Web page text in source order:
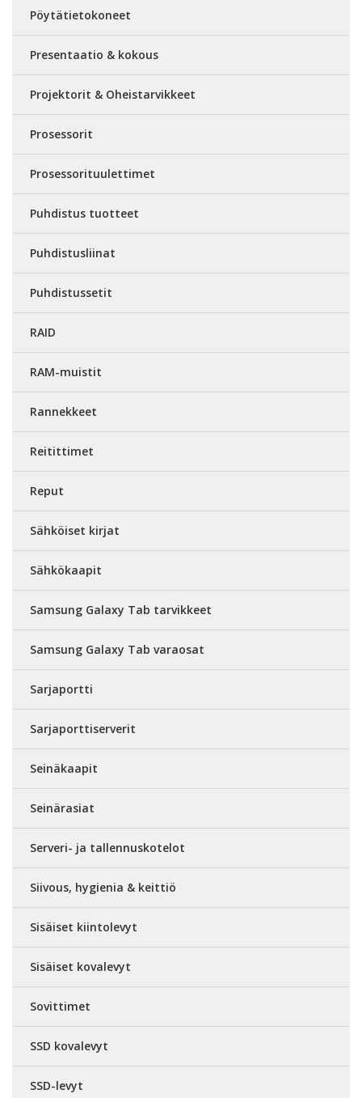
Pöytätietokoneet
Presentaatio & kokous
Projektorit & Oheistarvikkeet
Prosessorit
Prosessorituulettimet
Puhdistus tuotteet
Puhdistusliinat
Puhdistussetit
RAID
RAM-muistit
Rannekkeet
Reitittimet
Reput
Sähköiset kirjat
Sähkökaapit
Samsung Galaxy Tab tarvikkeet
Samsung Galaxy Tab varaosat
Sarjaportti
Sarjaporttiserverit
Seinäkaapit
Seinärasiat
Serveri- ja tallennuskotelot
Siivous, hygienia & keittiö
Sisäiset kiintolevyt
Sisäiset kovalevyt
Sovittimet
SSD kovalevyt
SSD-levyt